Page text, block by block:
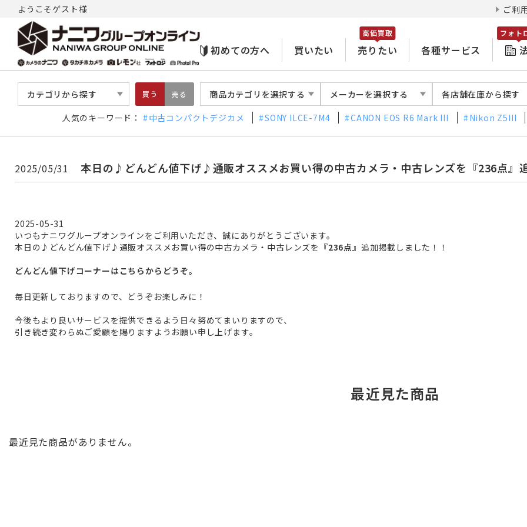
ようこそゲスト様 ご利
初めての方へ 買いたい 売りたい
高価買取
各種サービス
フォト
カテゴリから探す 買う 売る 商品カテゴリを選択する メーカーを選択する 各店舗在庫から探す
人気のキーワード： 中古コンパクトデジカメ SONY ILCE-7M4 CANON EOS R6 Mark III Nikon Z5III
2025/05/31 本日の♪どんどん値下げ♪通販オススメお買い得の中古カメラ・中古レンズを『236点』
2025-05-31
いつもナニワグループオンラインをご利用いただき、誠にありがとうございます。
本日の♪どんどん値下げ♪通販オススメお買い得の中古カメラ・中古レンズを 『236点』 追加掲載 しました！！
どんどん値下げコーナーはこちらからどうぞ。
毎日更新しておりますので、どうぞお楽しみに！
今後もより良いサービスを提供できるよう日々努めてまいりますので、
引き続き変わらぬご愛顧を賜りますようお願い申し上げます。
最近見た商品
最近見た商品がありません。